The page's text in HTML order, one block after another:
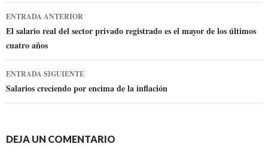
Ir
a
la
entrada
ENTRADA ANTERIOR
El salario real del sector privado registrado es el mayor de los últimos
cuatro años
ENTRADA SIGUIENTE
Salarios creciendo por encima de la inflación
DEJA UN COMENTARIO